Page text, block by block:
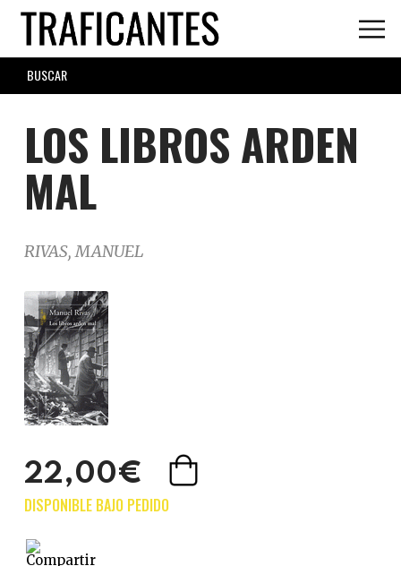
Skip
main
content
SEARCH
FORM
LOS LIBROS ARDEN
MAL
RIVAS, MANUEL
22,00€